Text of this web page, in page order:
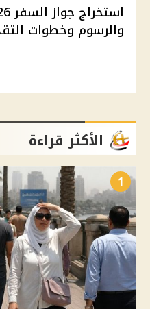
والرسوم وخطوات
الأكثر قراءة
1